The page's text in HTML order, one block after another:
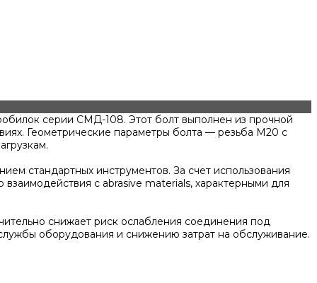
серии СМД-108. Этот болт выполнен из прочной
Геометрические параметры болта — резьба М20 с
стандартных инструментов. За счет использования
с abrasive materials, характерными для
снижает риск ослабления соединения под
оборудования и снижению затрат на обслуживание.